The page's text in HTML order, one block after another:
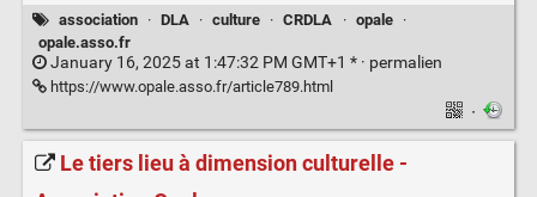
association · DLA · culture · CRDLA · opale
·
opale.asso.fr
January 16, 2025 at 1:47:32 PM GMT+1 * · permalien
https://www.opale.asso.fr/article789.html
·
Le tiers lieu à dimension culturelle -